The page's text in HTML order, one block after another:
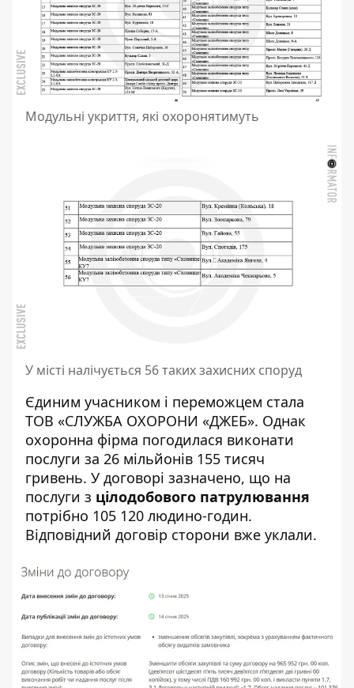
Модульні укриття, які охоронятимуть
У місті налічується 56 таких захисних споруд
Єдиним учасником і переможцем стала
ТОВ «СЛУЖБА ОХОРОНИ «ДЖЕБ». Однак
охоронна фірма погодилася виконати
послуги за 26 мільйонів 155 тисяч
гривень. У договорі зазначено, що на
послуги з цілодобового патрулювання
потрібно 105 120 людино-годин.
Відповідний договір сторони вже уклали.